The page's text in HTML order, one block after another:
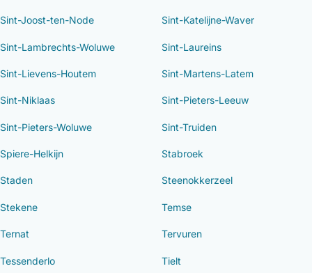
Sint-Joost-ten-Node Sint-Katelijne-Waver
Sint-Lambrechts-Woluwe Sint-Laureins
Sint-Lievens-Houtem Sint-Martens-Latem
Sint-Niklaas Sint-Pieters-Leeuw
Sint-Pieters-Woluwe Sint-Truiden
Spiere-Helkijn Stabroek
Staden Steenokkerzeel
Stekene Temse
Ternat Tervuren
Tessenderlo Tielt